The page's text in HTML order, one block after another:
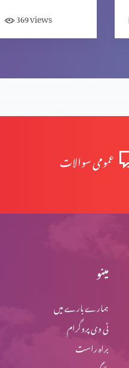
369views
عمومی سوالات
مینو
ہمارے بارے میں
ٹی وی پروگرام
براہ راست